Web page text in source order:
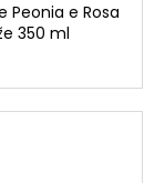
Peonia e Rosa
350 ml